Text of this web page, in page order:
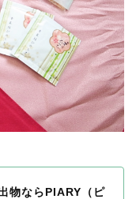
物ならPIARY（ピ